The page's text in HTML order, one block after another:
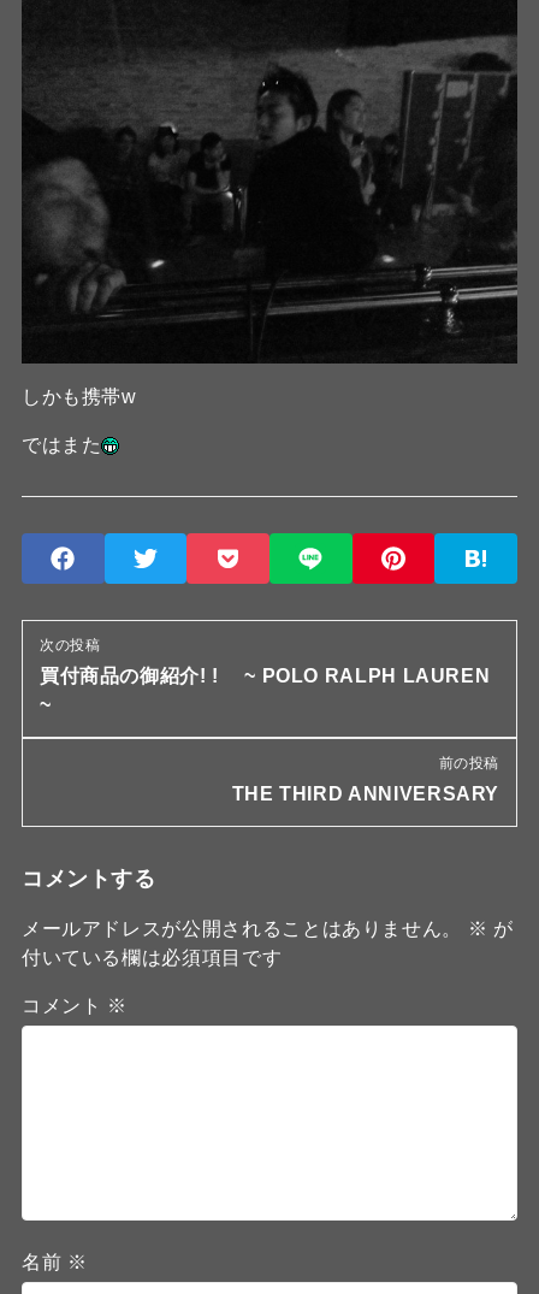
しかも携帯w
ではまた
次の投稿
買付商品の御紹介! ! ~ POLO RALPH LAUREN
~
前の投稿
THE THIRD ANNIVERSARY
コメントする
メールアドレスが公開されることはありません。 ※ が
付いている欄は必須項目です
コメント ※
名前 ※